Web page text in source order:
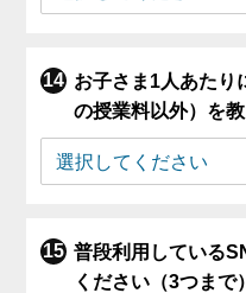
お子さま1人あたり
の授業料以外）を教
普段利用している
ください（3つまで）